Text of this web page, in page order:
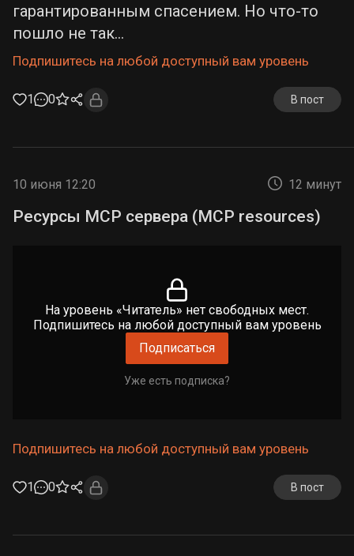
гарантированным спасением. Но что-то
пошло не так...
Подпишитесь на любой доступный вам уровень
1 0 В пост
10 июня 12:20 12 минут
Ресурсы MCP сервера (MCP resources)
На уровень «Читатель» нет свободных мест.
Подпишитесь на любой доступный вам уровень
Подписаться
Уже есть подписка?
Подпишитесь на любой доступный вам уровень
1 0 В пост